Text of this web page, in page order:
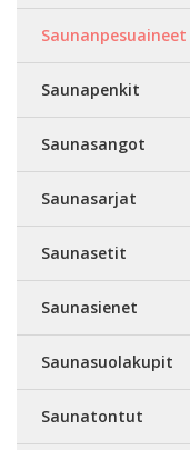
Saunanpesuaineet
Saunapenkit
Saunasangot
Saunasarjat
Saunasetit
Saunasienet
Saunasuolakupit
Saunatontut